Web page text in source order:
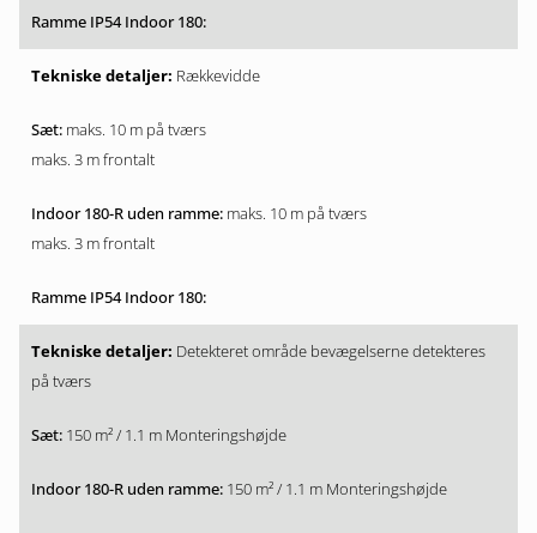
Rækkevidde
maks. 10 m på tværs
maks. 3 m frontalt
maks. 10 m på tværs
maks. 3 m frontalt
Detekteret område bevægelserne detekteres
på tværs
150 m² / 1.1 m Monteringshøjde
150 m² / 1.1 m Monteringshøjde